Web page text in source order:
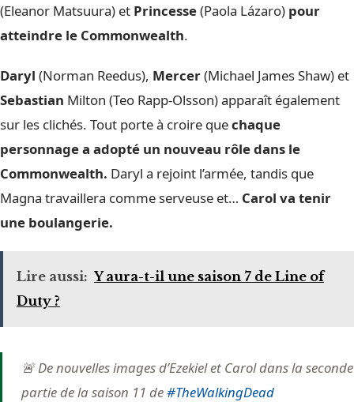
(Eleanor Matsuura) et Princesse(Paola Lázaro) pour
atteindre le Commonwealth.
Daryl (Norman Reedus), Mercer(Michael James Shaw) et
Sebastian Milton (Teo Rapp-Olsson) apparaît également
sur les clichés. Tout porte à croire quechaque
personnage a adopté un nouveau rôle dans le
Commonwealth. Daryl a rejoint l’armée, tandis que
Magna travaillera comme serveuse et… Carol va tenir
une boulangerie.
Lire aussi: Y aura-t-il une saison 7 de Line of
Duty ?
🚨 De nouvelles images d’Ezekiel et Carol dans la seconde
partie de la saison 11 de#TheWalkingDead